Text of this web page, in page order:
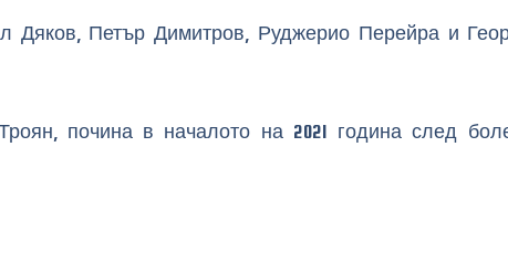
Дяков, Петър Димитров, Руджерио Перейра и
почина в началото на 2021 година след